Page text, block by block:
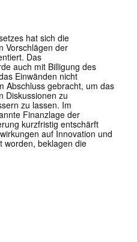
hat sich die
Vorschlägen der
Das
auch mit Billigung des
Einwänden nicht
Abschluss gebracht, um das
Diskussionen zu
zu lassen. Im
Finanzlage der
kurzfristig entschärft
auf Innovation und
worden, beklagen die